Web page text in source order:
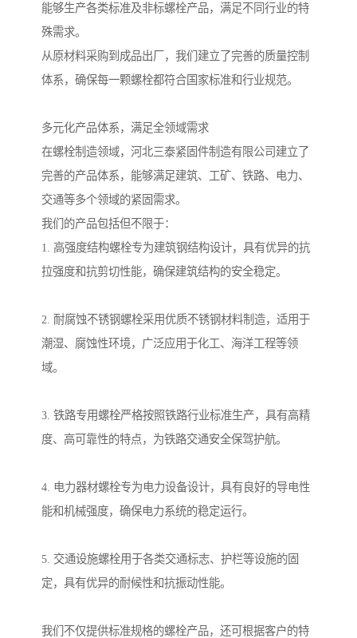
能够生产各类标准及非标螺栓产品，满足不同行业的特
殊需求。
从原材料采购到成品出厂，我们建立了完善的质量控制
体系，确保每一颗螺栓都符合国家标准和行业规范。
多元化产品体系，满足全领域需求
在螺栓制造领域，河北三泰紧固件制造有限公司建立了
完善的产品体系，能够满足建筑、工矿、铁路、电力、
交通等多个领域的紧固需求。
我们的产品包括但不限于：
1. 高强度结构螺栓专为建筑钢结构设计，具有优异的抗
拉强度和抗剪切性能，确保建筑结构的安全稳定。
2. 耐腐蚀不锈钢螺栓采用优质不锈钢材料制造，适用于
潮湿、腐蚀性环境，广泛应用于化工、海洋工程等领
域。
3. 铁路专用螺栓严格按照铁路行业标准生产，具有高精
度、高可靠性的特点，为铁路交通安全保驾护航。
4. 电力器材螺栓专为电力设备设计，具有良好的导电性
能和机械强度，确保电力系统的稳定运行。
5. 交通设施螺栓用于各类交通标志、护栏等设施的固
定，具有优异的耐候性和抗振动性能。
我们不仅提供标准规格的螺栓产品，还可根据客户的特